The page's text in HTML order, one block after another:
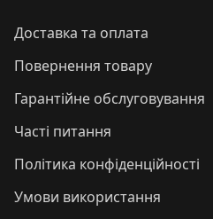
Доставка та оплата
Повернення товару
Гарантійне обслуговування
Часті питання
Політика конфіденційності
Умови використання